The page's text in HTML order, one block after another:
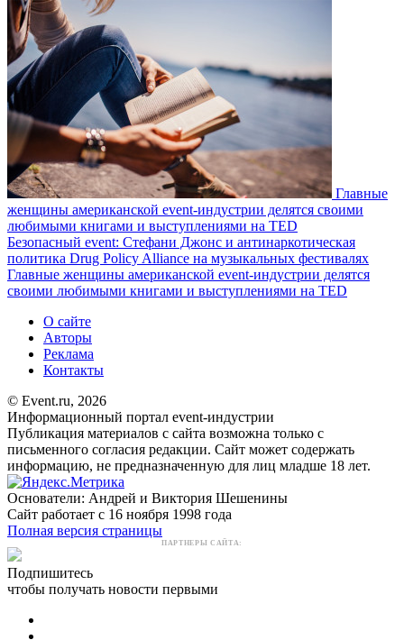
Главные
женщины американской event-индустрии делятся своими
любимыми книгами и выступлениями на TED
Безопасный event: Стефани Джонс и антинаркотическая
политика Drug Policy Alliance на музыкальных фестивалях
Главные женщины американской event-индустрии делятся
своими любимыми книгами и выступлениями на TED
О сайте
Авторы
Реклама
Контакты
© Event.ru, 2026
Информационный портал event-индустрии
Публикация материалов с сайта возможна только с
письменного согласия редакции. Сайт может содержать
информацию, не предназначенную для лиц младше 18 лет.
Основатели: Андрей и Виктория Шешенины
Сайт работает с 16 ноября 1998 года
Полная версия страницы
ПАРТНЕРЫ САЙТА:
Подпишитесь
чтобы получать новости первыми